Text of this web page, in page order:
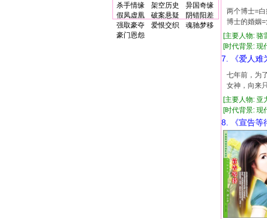
杀手情缘
架空历史
异国奇缘
假凤虚凰
破案悬疑
阴错阳差
强取豪夺
爱恨交织
魂驰梦移
豪门恩怨
两个博士=
博士的婚姻
[主要人物:
[时代背景:
7. 《爱人难
七年前，为
女神，向来
[主要人物:
[时代背景:
8. 《宣告等